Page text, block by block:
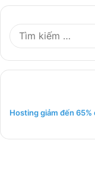
Hosting giảm đến 65%